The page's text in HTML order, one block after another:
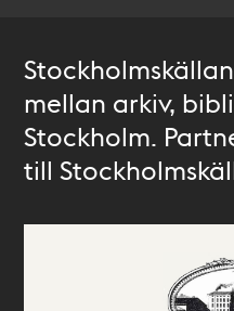
mellan arkiv,
Stockholm.
till